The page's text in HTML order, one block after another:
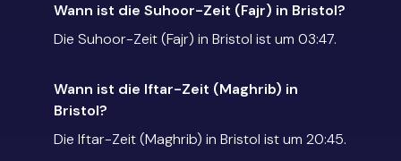
Wann ist die Suhoor-Zeit (Fajr) in Bristol?
Die Suhoor-Zeit (Fajr) in Bristol ist um 03:47.
Wann ist die Iftar-Zeit (Maghrib) in
Bristol?
Die Iftar-Zeit (Maghrib) in Bristol ist um 20:45.